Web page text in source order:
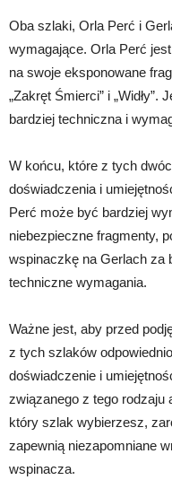
Oba szlaki, Orla Perć i
wymagające. Orla Perć
na swoje eksponowane
„Zakręt Śmierci” i
bardziej techniczna i
W końcu, które z tych
doświadczenia i
Perć może być bardziej
niebezpieczne fragmenty,
wspinaczkę na Gerlach za
techniczne wymagania.
Ważne jest, aby przed
z tych szlaków
doświadczenie i
związanego z tego rodzaju
który szlak wybierzesz,
zapewnią niezapomniane
wspinacza.